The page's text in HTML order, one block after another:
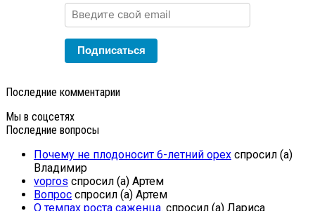
Подписаться
Последние комментарии
Мы в соцсетях
Последние вопросы
Почему не плодоносит 6-летний орех спросил (а)
Владимир
vopros спросил (а) Артем
Вопрос спросил (а) Артем
О темпах роста саженца. спросил (а) Лариса